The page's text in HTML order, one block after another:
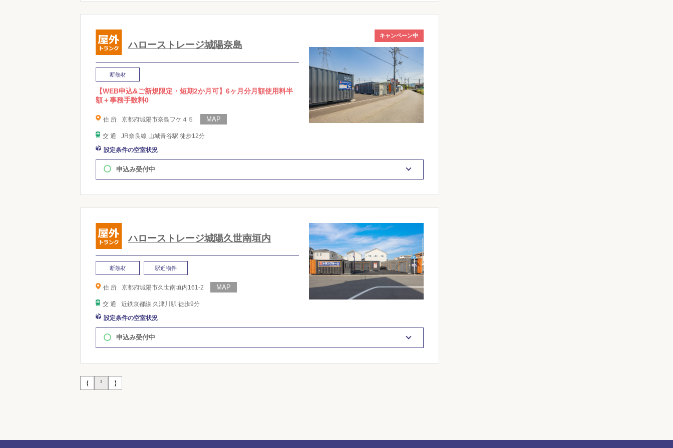
ハローストレージ城陽奈島
断熱材
【WEB申込&ご新規限定・短期2か月可】6ヶ月分月額使用料半
額＋事務手数料0
住 所 京都府城陽市奈島フケ４５
交 通 JR奈良線 山城青谷駅 徒歩12分
キャンペーン中
設定条件の空室状況
申込み受付中
ハローストレージ城陽久世南垣内
断熱材 駅近物件
住 所 京都府城陽市久世南垣内161-2
交 通
近鉄京都線 久津川駅 徒歩9分
設定条件の空室状況
申込み受付中
⟨ 1 ⟩